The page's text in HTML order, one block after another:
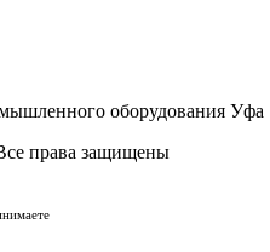
оборудования Уфа
права защищены